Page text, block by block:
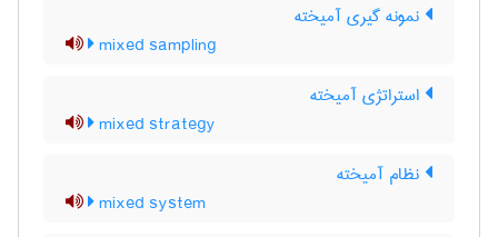
نمونه گیری آمیخته
mixed sampling
استراتژی آمیخته
mixed strategy
نظام آمیخته
mixed system